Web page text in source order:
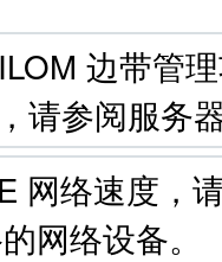
边带管
请参阅服务
网络速度，
网络设备。